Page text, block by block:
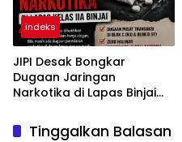
indeks
JIPI Desak Bongkar
Dugaan Jaringan
Narkotika di Lapas Binjai
Warga Binaan
Tinggalkan Balasan